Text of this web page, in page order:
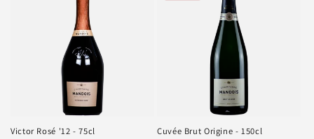
Victor Rosé '12 - 75cl Cuvée Brut Origine - 150cl